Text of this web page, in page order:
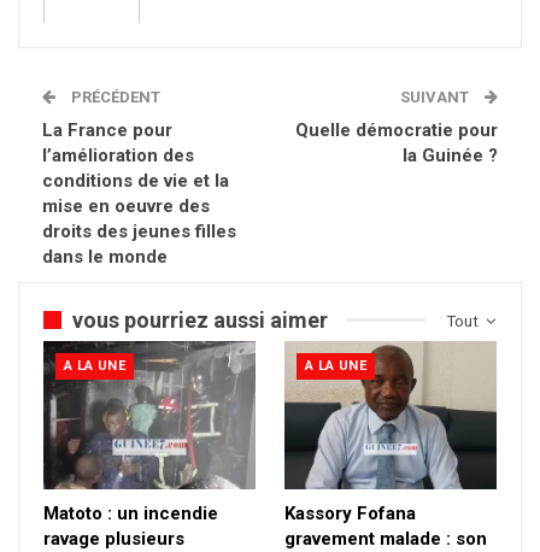
PRÉCÉDENT
La France pour
l’amélioration des
conditions de vie et la
mise en oeuvre des
droits des jeunes filles
dans le monde
SUIVANT
Quelle démocratie pour
la Guinée ?
Tout
vous pourriez aussi aimer
A LA UNE
Matoto : un incendie
ravage plusieurs
A LA UNE
Kassory Fofana
gravement malade : son